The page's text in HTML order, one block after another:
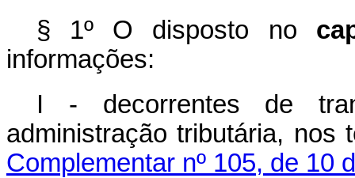
§ 1º O disposto no
informações:
I - decorrentes de
administração tributária,
Complementar nº 105, de 10